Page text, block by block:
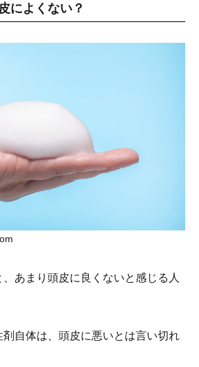
によくない？
あまり頭皮に良くないと感じる人
剤自体は、頭皮に悪いとは言い切れ